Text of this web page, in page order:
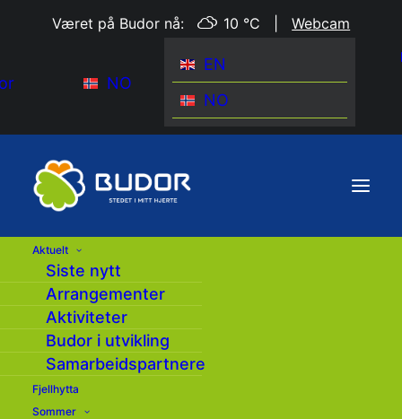
Været på Budor nå: 10 °C |Webcam
NO
EN
NO
Aktuelt
Siste nytt
Arrangementer
Aktiviteter
Budor i utvikling
Samarbeidspartnere
Fjellhytta
Sommer
Forsiden|Arrangementer